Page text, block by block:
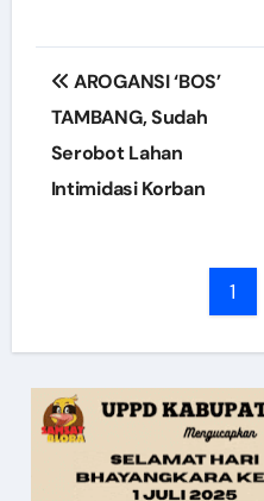
Post
navigation
AROGANSI ‘BOS’
TAMBANG, Sudah
Serobot Lahan
Intimidasi Korban
1